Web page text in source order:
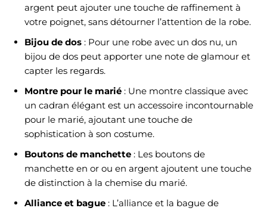
argent peut ajouter une touche de raffinement à
votre poignet, sans détourner l’attention de la robe.
Bijou de dos : Pour une robe avec un dos nu, un
bijou de dos peut apporter une note de glamour et
capter les regards.
Montre pour le marié : Une montre classique avec
un cadran élégant est un accessoire incontournable
pour le marié, ajoutant une touche de
sophistication à son costume.
Boutons de manchette : Les boutons de
manchette en or ou en argent ajoutent une touche
de distinction à la chemise du marié.
Alliance et bague : L’alliance et la bague de